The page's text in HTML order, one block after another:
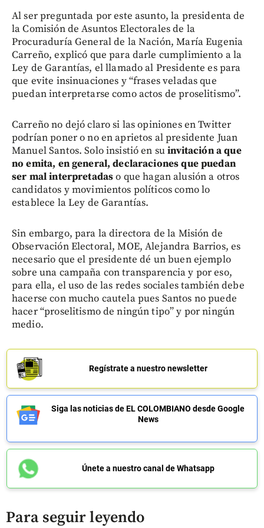
Al ser preguntada por este asunto, la presidenta de
la Comisión de Asuntos Electorales de la
Procuraduría General de la Nación, María Eugenia
Carreño, explicó que para darle cumplimiento a la
Ley de Garantías, el llamado al Presidente es para
que evite insinuaciones y “frases veladas que
puedan interpretarse como actos de proselitismo”.
Carreño no dejó claro si las opiniones en Twitter
podrían poner o no en aprietos al presidente Juan
Manuel Santos. Solo insistió en suinvitación a que
no emita, en general, declaraciones que puedan
ser mal interpretadaso que hagan alusión a otros
candidatos y movimientos políticos como lo
establece la Ley de Garantías.
Sin embargo, para la directora de la Misión de
Observación Electoral, MOE, Alejandra Barrios, es
necesario que el presidente dé un buen ejemplo
sobre una campaña con transparencia y por eso,
para ella, el uso de las redes sociales también debe
hacerse con mucho cautela pues Santos no puede
hacer “proselitismo de ningún tipo” y por ningún
medio.
Regístrate a nuestro newsletter
Siga las noticias de EL COLOMBIANO desde Google
News
Únete a nuestro canal de Whatsapp
Para seguir leyendo